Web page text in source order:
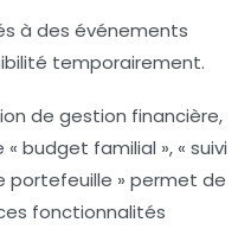
à des événements
temporairement.
de gestion financière,
budget familial », « suivi
portefeuille » permet de
fonctionnalités